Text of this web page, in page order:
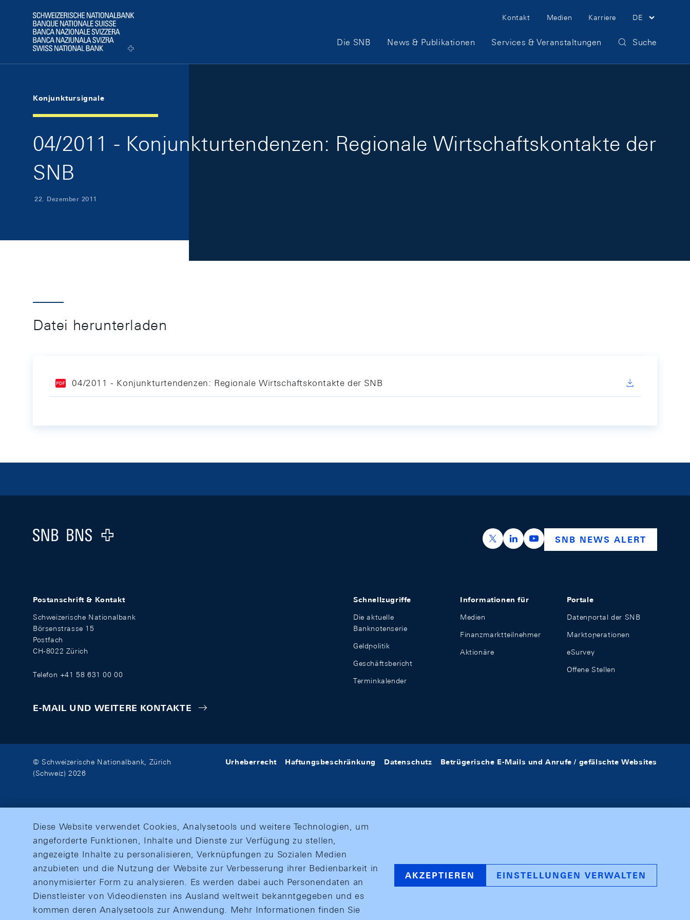
Logo
Meta Navigation
Kontakt Medien Karriere DE
Hauptnavigation
Die SNB News & Publikationen Services & Veranstaltungen Suche
Konjunktursignale
04/2011 - Konjunkturtendenzen: Regionale Wirtschaftskontakte der
SNB
22. Dezember 2011
Datei herunterladen
04/2011 - Konjunkturtendenzen: Regionale Wirtschaftskontakte der SNB
Logo
https://x.com/snb_bns
https://ch.linkedin.com/company/swiss-
https://www.youtube.com/
SNB NEWS ALERT
Postanschrift & Kontakt
Schweizerische Nationalbank
Börsenstrasse 15
Postfach
CH-8022 Zürich
Telefon +41 58 631 00 00
E-MAIL UND WEITERE KONTAKTE
Schnellzugriffe
Die aktuelle
Banknotenserie
Geldpolitik
Geschäftsbericht
Terminkalender
Informationen für
Medien
Finanzmarktteilnehmer
Aktionäre
Portale
Datenportal der SNB
Marktoperationen
eSurvey
Offene Stellen
© Schweizerische Nationalbank, Zürich
(Schweiz) 2026
Urheberrecht Haftungsbeschränkung Datenschutz Betrügerische E-Mails und Anrufe / gefälschte Websites
Diese Website verwendet Cookies, Analysetools und weitere Technologien, um
angeforderte Funktionen, Inhalte und Dienste zur Verfügung zu stellen,
angezeigte Inhalte zu personalisieren, Verknüpfungen zu Sozialen Medien
anzubieten und die Nutzung der Website zur Verbesserung ihrer Bedienbarkeit in
anonymisierter Form zu analysieren. Es werden dabei auch Personendaten an
Dienstleister von Videodiensten ins Ausland weltweit bekanntgegeben und es
kommen deren Analysetools zur Anwendung. Mehr Informationen finden Sie
AKZEPTIEREN EINSTELLUNGEN VERWALTEN